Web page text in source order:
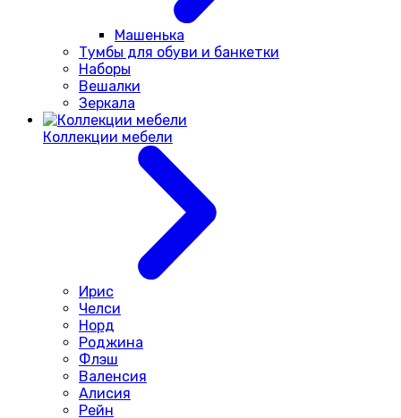
Машенька
Тумбы для обуви и банкетки
Наборы
Вешалки
Зеркала
Коллекции мебели
Ирис
Челси
Норд
Роджина
Флэш
Валенсия
Алисия
Рейн